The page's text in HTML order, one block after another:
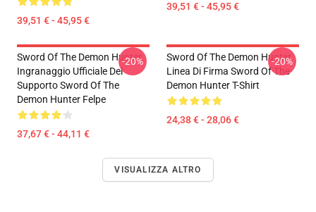
39,51 € - 45,95 €
39,51 € - 45,95 €
Sword Of The Demon Hunter
Ingranaggio Ufficiale Del
Supporto Sword Of The
Demon Hunter Felpe
37,67 € - 44,11 €
-20%
Sword Of The Demon Hunter
Linea Di Firma Sword Of The
Demon Hunter T-Shirt
24,38 € - 28,06 €
-20%
VISUALIZZA ALTRO